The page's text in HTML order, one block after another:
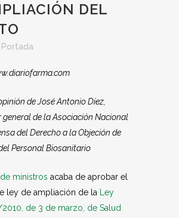
DEL
Portada
de José Antonio Díez,
de la Asociación Nacional
del Derecho a la Objeción de
Personal Biosanitario
ministros acaba de aprobar el
ley de ampliación de la
Ley
de 3 de marzo, de Salud